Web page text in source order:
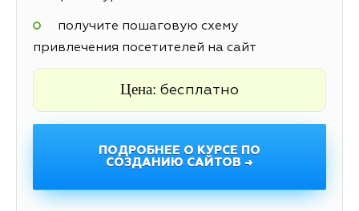
получите пошаговую схему
привлечения посетителей на сайт
Цена: бесплатно
ПОДРОБНЕЕ О КУРСЕ ПО
СОЗДАНИЮ САЙТОВ →